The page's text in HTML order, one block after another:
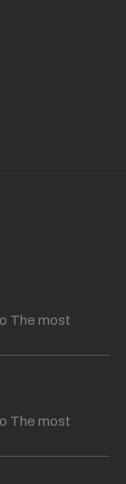
The most
The most